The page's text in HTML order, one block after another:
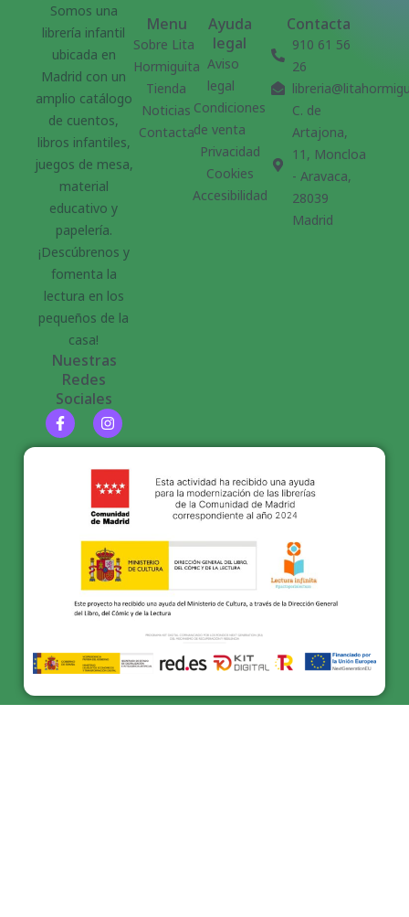
Somos una
librería infantil
ubicada en
Madrid con un
amplio catálogo
de cuentos,
libros infantiles,
juegos de mesa,
material
educativo y
papelería.
¡Descúbrenos y
fomenta la
lectura en los
pequeños de la
casa!
Nuestras
Redes
Sociales
Menu
Sobre Lita
Hormiguita
Tienda
Noticias
Contacta
Ayuda
legal
Aviso
legal
Condiciones
de venta
Privacidad
Cookies
Accesibilidad
Contacta
910 61 56
26
C. de
Artajona,
11, Moncloa
- Aravaca,
28039
Madrid